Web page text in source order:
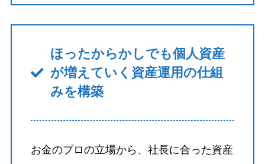
ほったからかしでも個人資産
が増えていく資産運用の仕組
みを構築
お金のプロの立場から、社長に合った資産